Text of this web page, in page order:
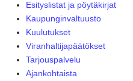
Esityslistat ja pöytäkirjat
Kaupunginvaltuusto
Kuulutukset
Viranhaltijapäätökset
Tarjouspalvelu
Ajankohtaista